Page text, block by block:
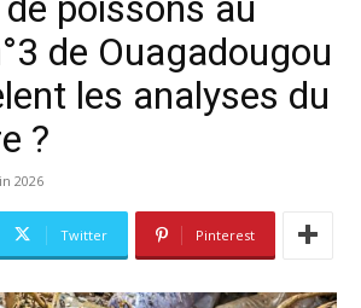
de Ouagadougou
les analyses du
?
2026
Twitter Pinterest